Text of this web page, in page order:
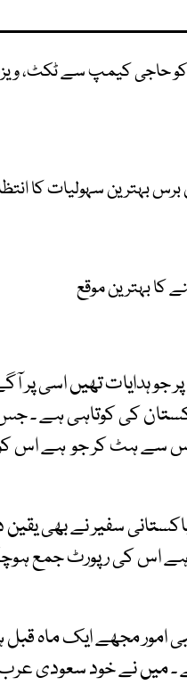
حاجی کیمپ سے ٹکٹ،
بہترین سہولیات کا
کا بہترین موقع
پر جو ہدایات تھیں اسی
کی کوتاہی ہے ۔
اس سے ہٹ کر جو ہے اس
سفیر نے بھی
ہے اس کی رپورٹ جمع
امور مجھے ایک ماہ
میں نے خود سعودی عرب